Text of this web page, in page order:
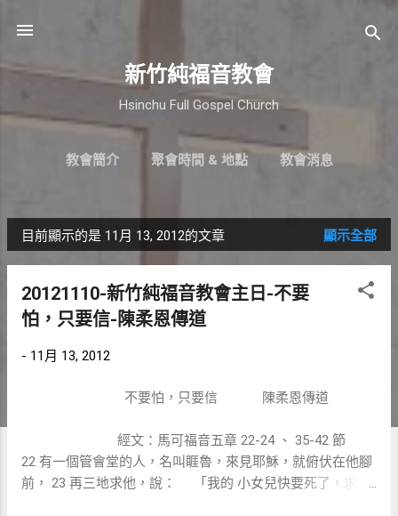
新竹純福音教會
Hsinchu Full Gospel Church
教會簡介 聚會時間 & 地點 教會消息
小組介紹
發
文
目前顯示的是 11月 13, 2012的文章 顯示全部
20121110-新竹純福音教會主日-不要
怕，只要信-陳柔恩傳道
- 11月 13, 2012
不要怕，只要信 陳柔恩傳道
經文：馬可福音五章 22-24 、 35-42 節
22 有一個管會堂的人，名叫睚魯，來見耶穌，就俯伏在他腳
前， 23 再三地求他，說： 「我的 小女兒快要死了，求你